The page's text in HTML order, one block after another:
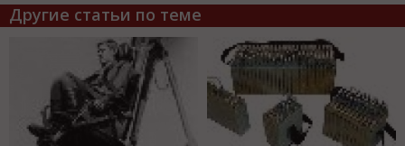
Другие статьи по теме